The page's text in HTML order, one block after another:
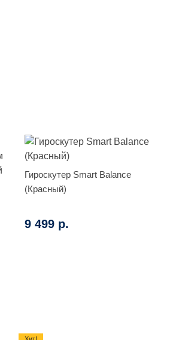
Гироскутер Smart Balance
(Красный)
9 499 р.
Хит!